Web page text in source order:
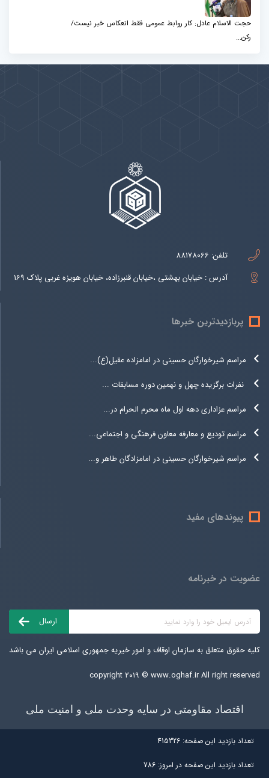
حجت الاسلام عادل: کار روابط عمومی فقط انعکاس خبر نیست/
رکن...
تلفن: 88178066
آدرس : خیابان بهشتی ،خیابان قنبرزاده، خیابان هویزه غربی پلاک 169
پربازدیدترین خبرها
مراسم شیرخوارگان حسینی در امامزاده عقیل(ع)...
نفرات برگزیده چهل و نهمین دوره مسابقات ...
مراسم عزاداری دهه اول ماه محرم الحرام در...
مراسم تودیع و معارفه معاون فرهنگی و اجتماعی...
مراسم شیرخوارگان حسینی در امامزادگان طاهر و...
پیوندهای مفید
عضویت در خبرنامه
کلیه حقوق متعلق به سازمان اوقاف و امور خیریه جمهوری اسلامی ایران می باشد
copyright ۲۰۱۹ © www.oghaf.irAll right reserved
اقتصاد مقاومتی در سایه وحدت ملی و امنیت ملی
تعداد بازديد اين صفحه: 415326
تعداد بازديد اين صفحه در امروز: 786